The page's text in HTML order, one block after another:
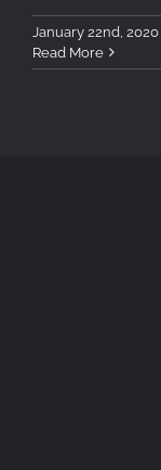
January 22nd, 2020
Read More